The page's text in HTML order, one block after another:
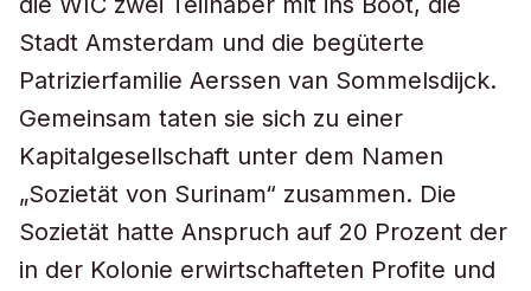
Stadt Amsterdam und die begüterte
Patrizierfamilie Aerssen van Sommelsdijck.
Gemeinsam taten sie sich zu einer
Kapitalgesellschaft unter dem Namen
„Sozietät von Surinam“ zusammen. Die
Sozietät hatte Anspruch auf 20 Prozent der
in der Kolonie erwirtschafteten Profite und